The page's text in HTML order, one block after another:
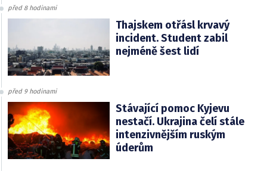
před 8 hodinami
Thajskem otřásl krvavý
incident. Student zabil
nejméně šest lidí
před 9 hodinami
Stávající pomoc Kyjevu
nestačí. Ukrajina čelí stále
intenzivnějším ruským
úderům